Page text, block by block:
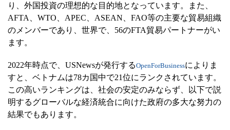
り、外国投資の理想的な目的地となっています。また、
AFTA、WTO、APEC、ASEAN、FAO等の主要な貿易組織
のメンバーであり、世界で、56のFTA貿易パートナーがい
ます。
2022年時点で、USNewsが発行するOpenForBusinessによりま
すと、ベトナムは78カ国中で21位にランクされています。
この高いランキングは、社会の安定のみならず、以下で説
明するグローバルな経済統合に向けた政府の多大な努力の
結果でもあります。